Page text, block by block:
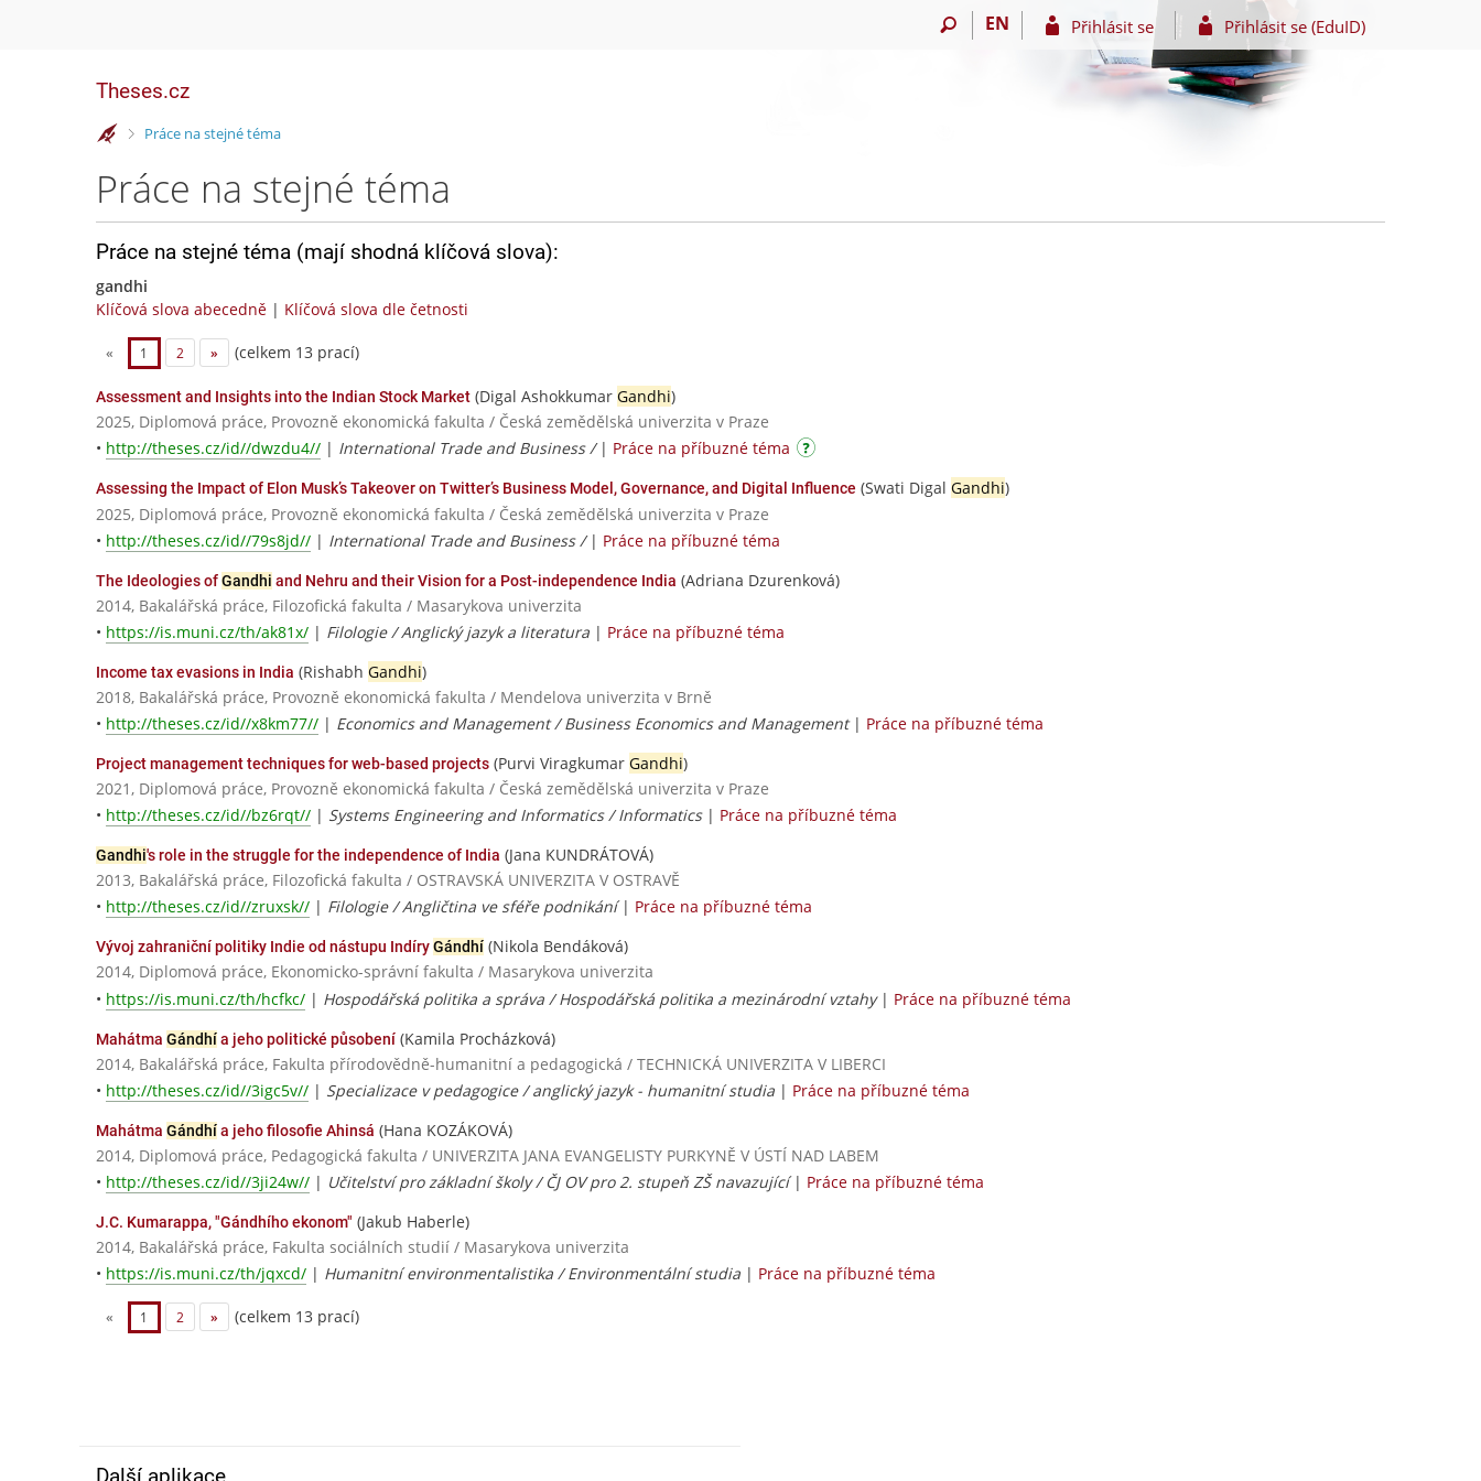
EN Přihlásit se Přihlásit se (EduID)
Theses.cz
>Práce na stejné téma
Práce na stejné téma
Práce na stejné téma (mají shodná klíčová slova):
gandhi
Klíčová slova abecedně | Klíčová slova dle četnosti
« 1 2 » (celkem 13 prací)
Assessment and Insights into the Indian Stock Market (Digal Ashokkumar Gandhi)
2025, Diplomová práce, Provozně ekonomická fakulta / Česká zemědělská univerzita v Praze
• http://theses.cz/id//dwzdu4// | International Trade and Business / | Práce na příbuzné téma
Assessing the Impact of Elon Musk’s Takeover on Twitter’s Business Model, Governance, and Digital Influence (Swati Digal Gandhi)
2025, Diplomová práce, Provozně ekonomická fakulta / Česká zemědělská univerzita v Praze
• http://theses.cz/id//79s8jd// | International Trade and Business / | Práce na příbuzné téma
The Ideologies ofGandhi and Nehru and their Vision for a Post-independence India (Adriana Dzurenková)
2014, Bakalářská práce, Filozofická fakulta / Masarykova univerzita
• https://is.muni.cz/th/ak81x/ | Filologie / Anglický jazyk a literatura | Práce na příbuzné téma
Income tax evasions in India (Rishabh Gandhi)
2018, Bakalářská práce, Provozně ekonomická fakulta / Mendelova univerzita v Brně
• http://theses.cz/id//x8km77// | Economics and Management / Business Economics and Management| Práce na příbuzné téma
Project management techniques for web-based projects (Purvi Viragkumar Gandhi)
2021, Diplomová práce, Provozně ekonomická fakulta / Česká zemědělská univerzita v Praze
• http://theses.cz/id//bz6rqt// | Systems Engineering and Informatics / Informatics| Práce na příbuzné téma
Gandhi's role in the struggle for the independence of India (Jana KUNDRÁTOVÁ)
2013, Bakalářská práce, Filozofická fakulta / OSTRAVSKÁ UNIVERZITA V OSTRAVĚ
• http://theses.cz/id//zruxsk// | Filologie / Angličtina ve sféře podnikání| Práce na příbuzné téma
Vývoj zahraniční politiky Indie od nástupu IndíryGándhí (Nikola Bendáková)
2014, Diplomová práce, Ekonomicko-správní fakulta / Masarykova univerzita
• https://is.muni.cz/th/hcfkc/ | Hospodářská politika a správa / Hospodářská politika a mezinárodní vztahy| Práce na příbuzné téma
Mahátma Gándhía jeho politické působení (Kamila Procházková)
2014, Bakalářská práce, Fakulta přírodovědně-humanitní a pedagogická / TECHNICKÁ UNIVERZITA V LIBERCI
• http://theses.cz/id//3igc5v// | Specializace v pedagogice / anglický jazyk - humanitní studia | Práce na příbuzné téma
Mahátma Gándhía jeho filosofie Ahinsá (Hana KOZÁKOVÁ)
2014, Diplomová práce, Pedagogická fakulta / UNIVERZITA JANA EVANGELISTY PURKYNĚ V ÚSTÍ NAD LABEM
• http://theses.cz/id//3ji24w// | Učitelství pro základní školy / ČJ OV pro 2. stupeň ZŠ navazující| Práce na příbuzné téma
J.C. Kumarappa, "Gándhího ekonom" (Jakub Haberle)
2014, Bakalářská práce, Fakulta sociálních studií / Masarykova univerzita
• https://is.muni.cz/th/jqxcd/ | Humanitní environmentalistika / Environmentální studia | Práce na příbuzné téma
« 1 2 » (celkem 13 prací)